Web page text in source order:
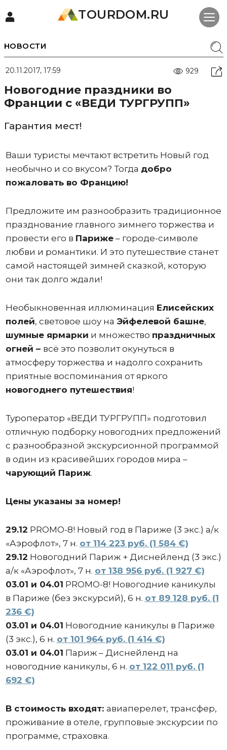
TOURDOM.RU
НОВОСТИ
20.11.2017, 17:59 929
Новогодние праздники во
Франции с «ВЕДИ ТУРГРУПП»
Гарантия мест!
Ваши туристы мечтают встретить Новый год
необычно и со вкусом? Тогда добро
пожаловать во Францию!
Предложите им разнообразить традиционное
празднование главного зимнего торжества и
провести его в Париже– городе-символе
любви и романтики. И это путешествие станет
самой настоящей зимней сказкой, которую
они так долго ждали!
Необыкновенная иллюминация Елисейских
полей, световое шоу на Эйфелевой башне,
шумные ярмарки и множество праздничных
огней – всё это позволит окунуться в
атмосферу торжества и надолго сохранить
приятные воспоминания от яркого
новогоднего путешествия!
Туроператор «ВЕДИ ТУРГРУПП» подготовил
отличную подборку новогодних предложений
с разнообразной экскурсионной программой
в один из красивейших городов мира –
чарующий Париж.
Цены указаны за номер!
29.12 PROMO-8! Новый год в Париже (3 экс.) а/к
«Аэрофлот», 7 н. от 114 223 руб. (1 584 €)
29.12 Новогодний Париж + Диснейленд (3 экс.)
а/к «Аэрофлот», 7 н. от 138 956 руб. (1 927 €)
03.01 и 04.01 PROMO-8! Новогодние каникулы
в Париже (без экскурсий), 6 н. от 89 128 руб. (1
236 €)
03.01 и 04.01 Новогодние каникулы в Париже
(3 экс.), 6 н. от 101 964 руб. (1 414 €)
03.01 и 04.01 Париж – Диснейленд на
новогодние каникулы, 6 н. от 122 011 руб. (1
692 €)
В стоимость входят: авиаперелет, трансфер,
проживание в отеле, групповые экскурсии по
программе, страховка.